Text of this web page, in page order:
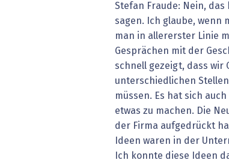
Stefan Fraude: Nein,
sagen. Ich glaube, wenn
man in allererster Linie
Gesprächen mit der
schnell gezeigt, dass wir
unterschiedlichen
müssen. Es hat sich
etwas zu machen. Die
der Firma aufgedrückt
Ideen waren in der
Ich konnte diese Ideen